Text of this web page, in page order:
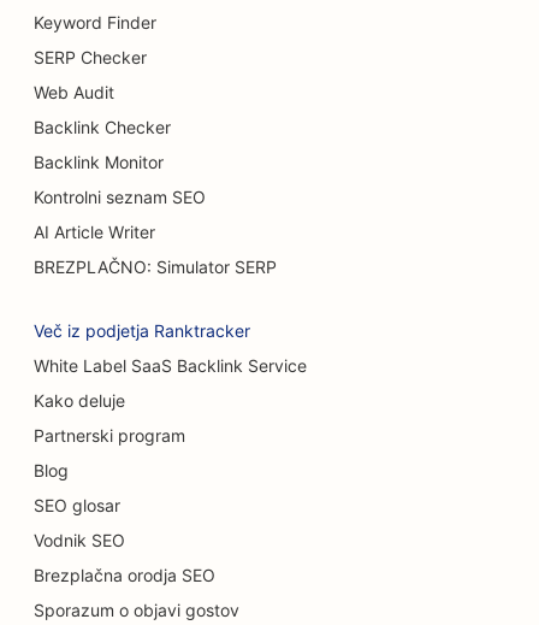
SEO za pivovarne
SEO za tovornjake za burgerje
SEO za kavarne
SEO za avtomobilske salone
SEO za trgovine s torticami
SEO za avtopralnice
SEO za prodajalne preprog in talnih oblog
SEO za kiropraktike
SEO za storitve kemičnega pilinga
SEO za storitve čiščenja
Keyword Finder
SERP Checker
Web Audit
Backlink Checker
Backlink Monitor
Kontrolni seznam SEO
AI Article Writer
BREZPLAČNO: Simulator SERP
Več iz podjetja Ranktracker
White Label SaaS Backlink Service
Kako deluje
Partnerski program
Blog
SEO glosar
Vodnik SEO
Brezplačna orodja SEO
Sporazum o objavi gostov